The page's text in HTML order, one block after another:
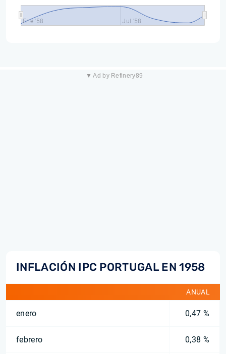
Ene '58 Jul '58
▼ Ad by Refinery89
INFLACIÓN IPC PORTUGAL EN 1958
ANUAL
enero 0,47 %
febrero 0,38 %